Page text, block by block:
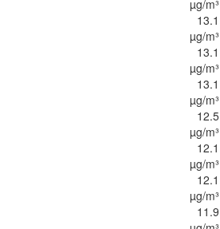
µg/m³
13.1
µg/m³
13.1
µg/m³
13.1
µg/m³
12.5
µg/m³
12.1
µg/m³
12.1
µg/m³
11.9